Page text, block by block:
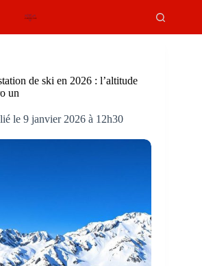
de ski en 2026 : l’altitude
un
le 9 janvier 2026 à 12h30